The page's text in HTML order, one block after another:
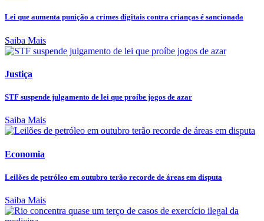
Lei que aumenta punição a crimes digitais contra crianças é sancionada
Saiba Mais
Justiça
STF suspende julgamento de lei que proíbe jogos de azar
Saiba Mais
Economia
Leilões de petróleo em outubro terão recorde de áreas em disputa
Saiba Mais